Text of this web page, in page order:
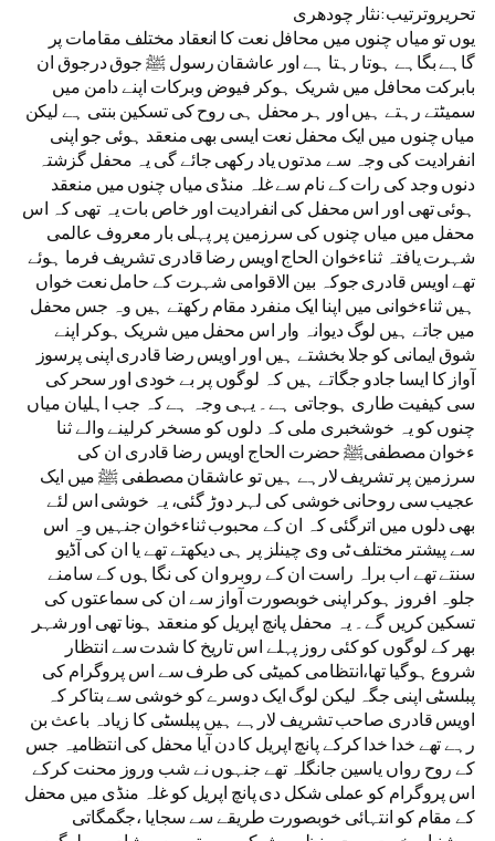
تحریروترتیب:نثار چودھری
یوں تو میاں چنوں میں محافل نعت کا انعقاد مختلف مقامات پر
گاہے بگاہے ہوتا رہتا ہے اور عاشقان رسول ﷺ جوق درجوق ان
بابرکت محافل میں شریک ہوکر فیوض وبرکات اپنے دامن میں
سمیٹتے رہتے ہیں اور ہر محفل ہی روح کی تسکین بنتی ہے لیکن
میاں چنوں میں ایک محفل نعت ایسی بھی منعقد ہوئی جو اپنی
انفرادیت کی وجہ سے مدتوں یاد رکھی جائے گی یہ محفل گزشتہ
دنوں وجد کی رات کے نام سے غلہ منڈی میاں چنوں میں منعقد
ہوئی تھی اور اس محفل کی انفرادیت اور خاص بات یہ تھی کہ اس
محفل میں میاں چنوں کی سرزمین پر پہلی بار معروف عالمی
شہرت یافتہ ثناءخوان الحاج اویس رضا قادری تشریف فرما ہوئے
تھے اویس قادری جوکہ بین الاقوامی شہرت کے حامل نعت خواں
ہیں ثناءخوانی میں اپنا ایک منفرد مقام رکھتے ہیں وہ جس محفل
میں جاتے ہیں لوگ دیوانہ وار اس محفل میں شریک ہوکر اپنے
شوق ایمانی کو جلا بخشتے ہیں اور اویس رضا قادری اپنی پرسوز
آواز کا ایسا جادو جگاتے ہیں کہ لوگوں پر بے خودی اور سحر کی
سی کیفیت طاری ہوجاتی ہے۔ یہی وجہ ہے کہ جب اہلیان میاں
چنوں کو یہ خوشخبری ملی کہ دلوں کو مسخر کرلینے والے ثنا
ءخوان مصطفیﷺ حضرت الحاج اویس رضا قادری ان کی
سرزمین پر تشریف لارہے ہیں تو عاشقان مصطفی ﷺ میں ایک
عجیب سی روحانی خوشی کی لہر دوڑ گئی، یہ خوشی اس لئے
بھی دلوں میں اترگئی کہ ان کے محبوب ثناءخوان جنہیں وہ اس
سے پیشتر مختلف ٹی وی چینلز پر ہی دیکھتے تھے یا ان کی آڈیو
سنتے تھے اب براہ راست ان کے روبرو ان کی نگاہوں کے سامنے
جلوہ افروز ہوکر اپنی خوبصورت آواز سے ان کی سماعتوں کی
تسکین کریں گے۔ یہ محفل پانچ اپریل کو منعقد ہونا تھی اور شہر
بھر کے لوگوں کو کئی روز پہلے اس تاریخ کا شدت سے انتظار
شروع ہوگیا تھا،انتظامی کمیٹی کی طرف سے اس پروگرام کی
پبلسٹی اپنی جگہ لیکن لوگ ایک دوسرے کو خوشی سے بتاکر کہ
اویس قادری صاحب تشریف لارہے ہیں پبلسٹی کا زیادہ باعث بن
رہے تھے خدا خدا کرکے پانچ اپریل کا دن آیا محفل کی انتظامیہ جس
کے روح رواں یاسین جانگلہ تھے جنہوں نے شب وروز محنت کرکے
اس پروگرام کو عملی شکل دی پانچ اپریل کو غلہ منڈی میں محفل
کے مقام کو انتہائی خوبصورت طریقے سے سجایا ،جگمگاتی